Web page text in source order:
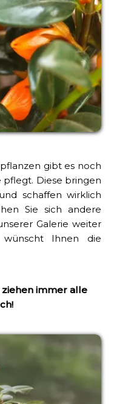
gibt es noch
pflegt. Diese bringen
schaffen wirklich
Sie sich andere
Galerie weiter
Ihnen die
immer alle